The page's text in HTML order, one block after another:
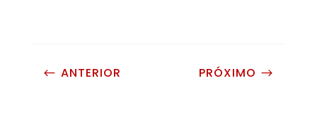
# ANTERIOR PRÓXIMO $